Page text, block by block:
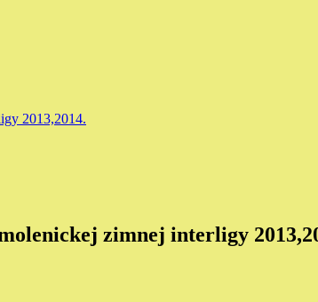
2013,2014.
zimnej interligy